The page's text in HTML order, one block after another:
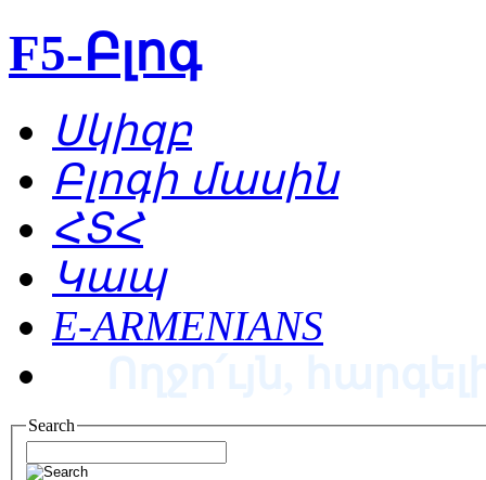
F5-Բլոգ
Սկիզբ
Բլոգի մասին
ՀՏՀ
Կապ
E-ARMENIANS
Search